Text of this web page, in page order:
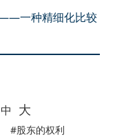
一种精细化比较
中 大
#股东的权利